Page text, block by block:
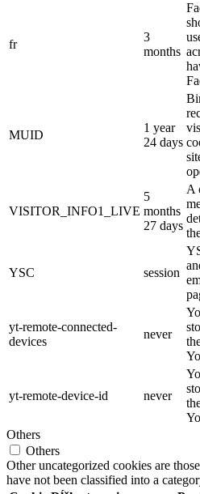
fr
3
months
MUID
1 year
24 days
VISITOR_INFO1_LIVE
5
months
27 days
A
YSC session
yt-remote-connected-
devices
never
yt-remote-device-id never
Others
Others
Other uncategorized cookies are
have not been classified into a